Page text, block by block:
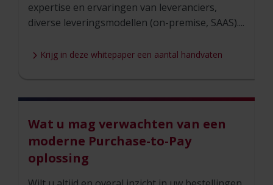
expertise en ervaringen van leveranciers,
diverse leveringsmodellen (on-premise, SAAS)....
Krijg in deze whitepaper een aantal handvaten
Wat u mag verwachten van een
moderne Purchase-to-Pay
oplossing